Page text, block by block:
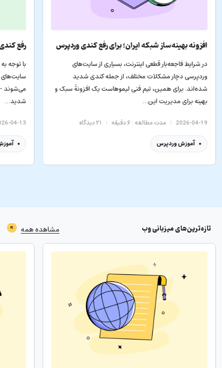
وردپرس
سبک و
رفع کندی سایت وردپرسی در زمان اختلال اینترنت ایران
با توجه به اختلالات سراسری اینترنت در ایران، بسیاری از
سایت‌های وردپرسی که به سرورهای خارج از کشور متصل
می‌شوند -حتی اگر هاست داخل ایران خریده باشند- با کندی
شدید…
2026-04-13 مدت مطالعه : ۳ دقیقه
تازه‌ترین‌هایمیزبانی وب مشاهده همه